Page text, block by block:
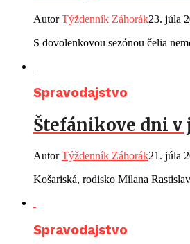
AutorTýždenník Záhorák23. júla
S dovolenkovou sezónou čelia
Spravodajstvo
Štefánikove dni
AutorTýždenník Záhorák21. júla
Košariská, rodisko Milana
Spravodajstvo